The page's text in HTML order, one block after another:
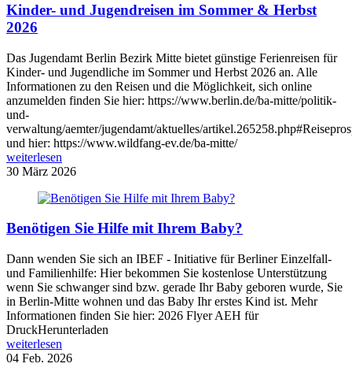
Kinder- und Jugendreisen im Sommer & Herbst
2026
Das Jugendamt Berlin Bezirk Mitte bietet günstige Ferienreisen für
Kinder- und Jugendliche im Sommer und Herbst 2026 an. Alle
Informationen zu den Reisen und die Möglichkeit, sich online
anzumelden finden Sie hier: https://www.berlin.de/ba-mitte/politik-
und-
verwaltung/aemter/jugendamt/aktuelles/
und hier: https://www.wildfang-ev.de/ba-mitte/
weiterlesen
30 März 2026
Benötigen Sie Hilfe mit Ihrem Baby?
Dann wenden Sie sich an IBEF - Initiative für Berliner Einzelfall-
und Familienhilfe: Hier bekommen Sie kostenlose Unterstützung
wenn Sie schwanger sind bzw. gerade Ihr Baby geboren wurde, Sie
in Berlin-Mitte wohnen und das Baby Ihr erstes Kind ist. Mehr
Informationen finden Sie hier: 2026 Flyer AEH für
DruckHerunterladen
weiterlesen
04 Feb. 2026